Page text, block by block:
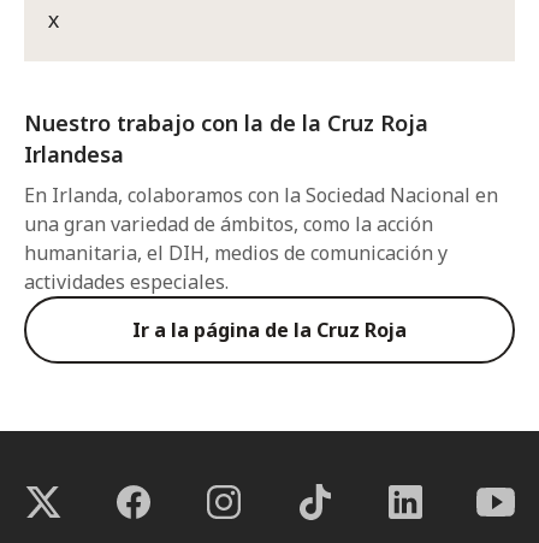
X
Nuestro trabajo con la de la Cruz Roja
Irlandesa
En Irlanda, colaboramos con la Sociedad Nacional en
una gran variedad de ámbitos, como la acción
humanitaria, el DIH, medios de comunicación y
actividades especiales.
Ir a la página de la Cruz Roja